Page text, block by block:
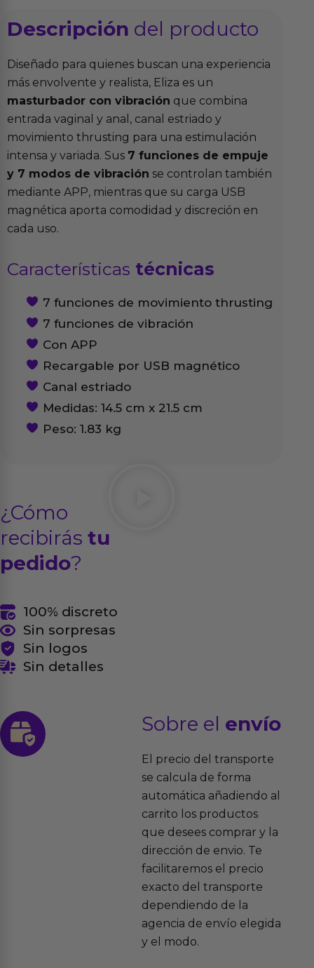
Descripción del producto
Diseñado para quienes buscan una experiencia
más envolvente y realista, Eliza es un
masturbador con vibración que combina
entrada vaginal y anal, canal estriado y
movimiento thrusting para una estimulación
intensa y variada. Sus 7 funciones de empuje
y 7 modos de vibración se controlan también
mediante APP, mientras que su carga USB
magnética aporta comodidad y discreción en
cada uso.
Características técnicas
7 funciones de movimiento thrusting
7 funciones de vibración
Con APP
Recargable por USB magnético
Canal estriado
Medidas: 14.5 cm x 21.5 cm
Peso: 1.83 kg
¿Cómo
recibirás tu
pedido?
100% discreto
Sin sorpresas
Sin logos
Sin detalles
Sobre el envío
El precio del transporte
se calcula de forma
automática añadiendo al
carrito los productos
que desees comprar y la
dirección de envio. Te
facilitaremos el precio
exacto del transporte
dependiendo de la
agencia de envío elegida
y el modo.